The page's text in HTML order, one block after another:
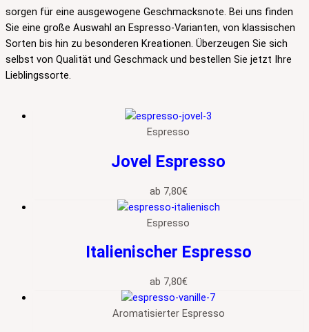
sorgen für eine ausgewogene Geschmacksnote. Bei uns finden
Sie eine große Auswahl an Espresso-Varianten, von klassischen
Sorten bis hin zu besonderen Kreationen. Überzeugen Sie sich
selbst von Qualität und Geschmack und bestellen Sie jetzt Ihre
Lieblingssorte.
Espresso
Jovel Espresso
ab 7,80€
Espresso
Italienischer Espresso
ab 7,80€
Aromatisierter Espresso